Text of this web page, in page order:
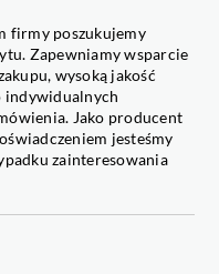
firmy poszukujemy
Zapewniamy wsparcie
wysoką jakość
indywidualnych
Jako producent
jesteśmy
zainteresowania